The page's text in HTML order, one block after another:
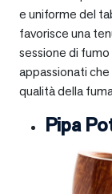
e uniforme del
favorisce una
sessione di
appassionati
qualità della
Pipa